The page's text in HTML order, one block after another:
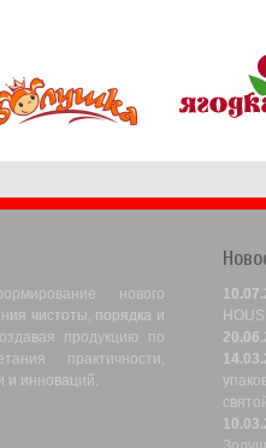
нового
чистоты, порядка и
продукцию по
практичности,
и инноваций.